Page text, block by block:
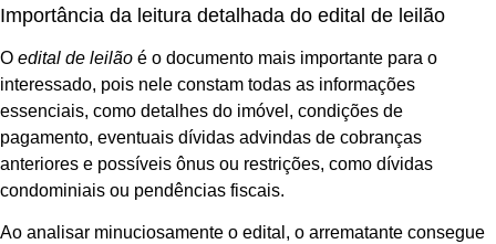
Importância da leitura detalhada do edital de leilão
O edital de leilão é o documento mais importante para o
interessado, pois nele constam todas as informações
essenciais, como detalhes do imóvel, condições de
pagamento, eventuais dívidas advindas de cobranças
anteriores e possíveis ônus ou restrições, como dívidas
condominiais ou pendências fiscais.
Ao analisar minuciosamente o edital, o arrematante consegue